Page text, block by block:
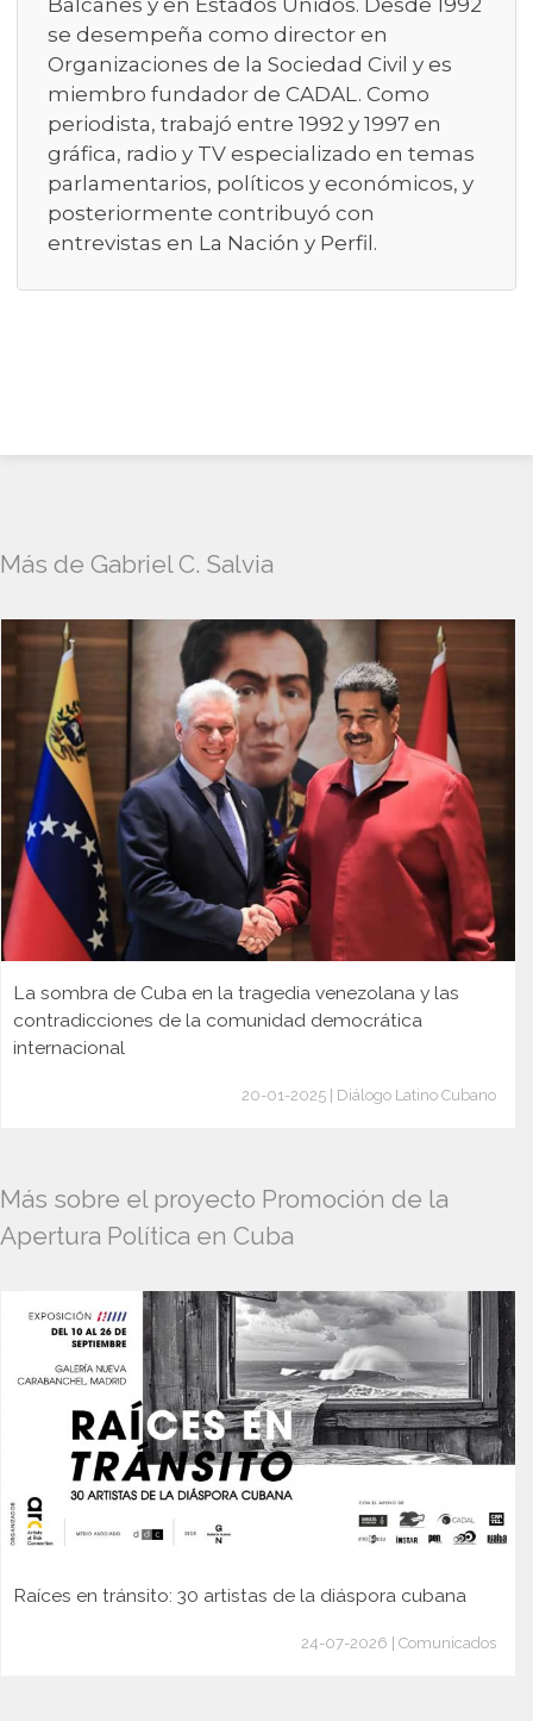
Balcanes y en Estados Unidos. Desde 1992
se desempeña como director en
Organizaciones de la Sociedad Civil y es
miembro fundador de CADAL. Como
periodista, trabajó entre 1992 y 1997 en
gráfica, radio y TV especializado en temas
parlamentarios, políticos y económicos, y
posteriormente contribuyó con
entrevistas en La Nación y Perfil.
Más de Gabriel C. Salvia
La sombra de Cuba en la tragedia venezolana y las
contradicciones de la comunidad democrática
internacional
20-01-2025 | Diálogo Latino Cubano
Más sobre el proyecto Promoción de la
Apertura Política en Cuba
Raíces en tránsito: 30 artistas de la diáspora cubana
24-07-2026 | Comunicados